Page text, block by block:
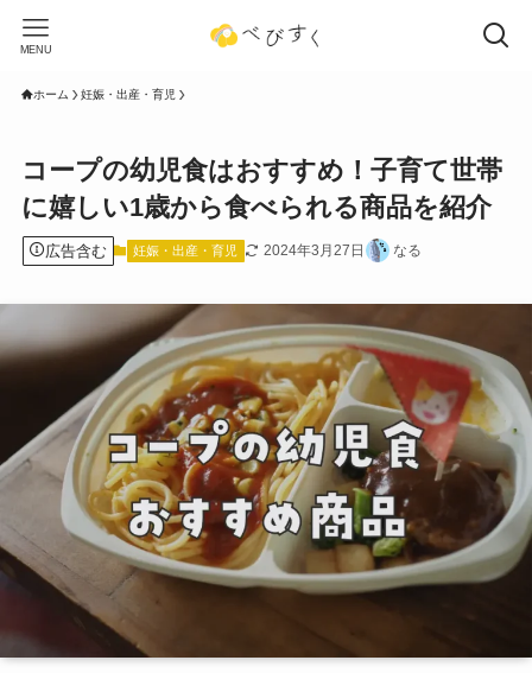
MENU
ホーム 妊娠・出産・育児
コープの幼児食はおすすめ！子育て世帯
に嬉しい1歳から食べられる商品を紹介
広告含む 妊娠・出産・育児 2024年3月27日 なる